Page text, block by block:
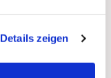
Details zeigen